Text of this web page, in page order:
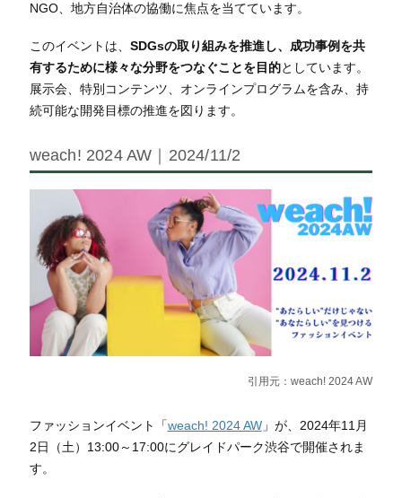
NGO、地方自治体の協働に焦点を当てています。
このイベントは、 SDGsの取り組みを推進し、成功事例を共
有するために様々な分野をつなぐことを目的としています。
展示会、特別コンテンツ、オンラインプログラムを含み、持
続可能な開発目標の推進を図ります。
weach! 2024 AW｜2024/11/2
引用元：weach! 2024 AW
ファッションイベント「weach! 2024 AW」が、2024年11月
2日（土）13:00～17:00にグレイドパーク渋谷で開催されま
す。